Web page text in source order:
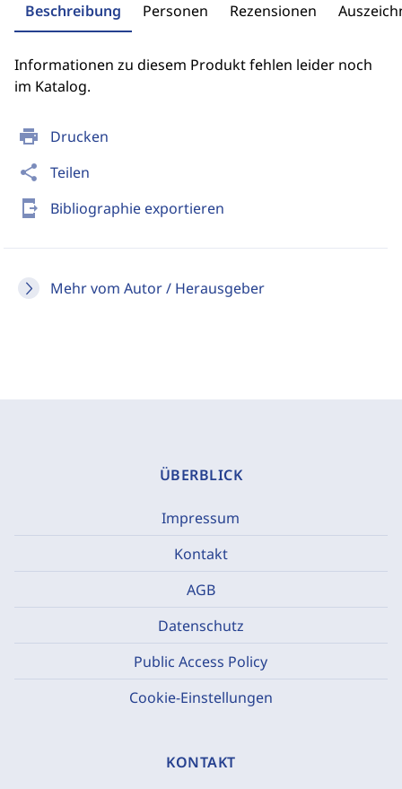
print Drucken
share Teilen
send_to_mobile Bibliographie exportieren
Mehr vom Autor / Herausgeber
Beschreibung Personen Rezensionen
Informationen zu diesem Produkt fehlen leider noch
im Katalog.
ÜBERBLICK
Impressum
Kontakt
AGB
Datenschutz
Public Access Policy
Cookie-Einstellungen
KONTAKT